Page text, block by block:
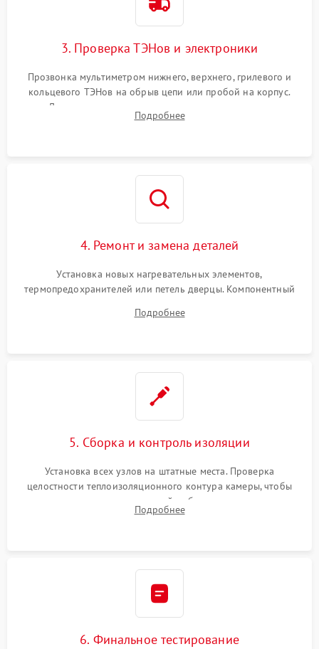
3. Проверка ТЭНов и электроники
Прозвонка мультиметром нижнего, верхнего, грилевого и
кольцевого ТЭНов на обрыв цепи или пробой на корпус.
Диагностика термостата, датчиков температуры,
переключателя режимов и мотора конвекции.
Подробнее
4. Ремонт и замена деталей
Установка новых нагревательных элементов,
термопредохранителей или петель дверцы. Компонентный
выгоревших реле, восстановление контактов и замена
Подробнее
5. Сборка и контроль изоляции
Установка всех узлов на штатные места. Проверка
целостности теплоизоляционного контура камеры, чтобы
исключить перегрев кухонной мебели и потерю тепла.
Надежная фиксация клемм и сборка корпуса шкафа.
Подробнее
6. Финальное тестирование